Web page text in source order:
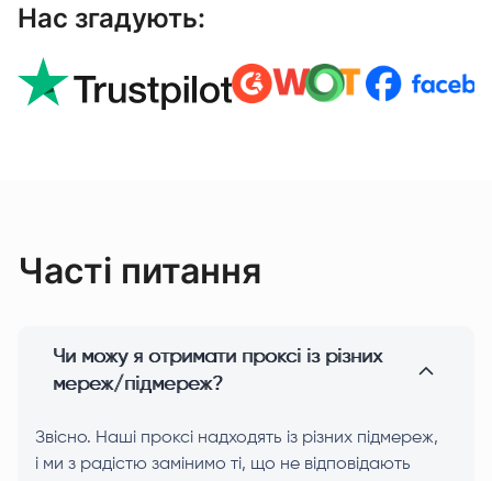
Нас згадують:
Часті питання
Чи можу я отримати проксі із різних
мереж/підмереж?
Звісно. Наші проксі надходять із різних підмереж,
і ми з радістю замінимо ті, що не відповідають